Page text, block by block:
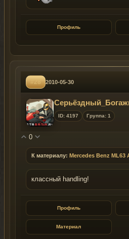
Профиль
#28 2010-05-30
ID: 4197 Группа: 1
0
К материалу: Mercedes Benz ML63
классный handling!
Профиль
Материал